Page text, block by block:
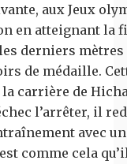
aux Jeux
en atteignant la
derniers mètres
de médaille.
carrière de
l’arrêter, il
avec
comme cela